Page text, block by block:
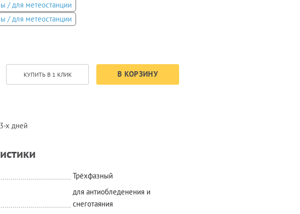
/ для метеостанции
/ для метеостанции
КУПИТЬ В 1 КЛИК В КОРЗИНУ
х дней
Трёхфазный
для антиобледенения и
снеготаяния